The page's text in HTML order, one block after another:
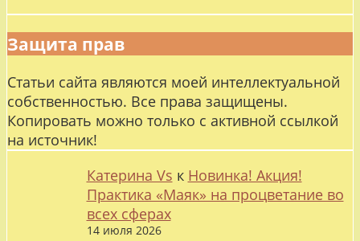
Защита прав
Статьи сайта являются моей интеллектуальной
собственностью. Все права защищены.
Копировать можно только с активной ссылкой
на источник!
Катерина Vs к Новинка! Акция!
Практика «Маяк» на процветание во
всех сферах
14 июля 2026